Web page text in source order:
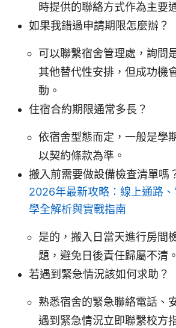
時提供的聯絡方式作為主要
如果我錯過申請期限怎麼辦？
可以聯繫宿舍管理處，詢問
其他替代性安排，但成功機
動。
住宿合約期限通常多長？
依宿舍型態而定，一般是學
以契約條款為準。
搬入前需要做設備檢查清單嗎
2026年最新攻略：線上通路
學全解析與實戰指南
是的，搬入日當天進行房間
題，避免日後責任歸屬不清。
若遇到緊急情況該如何求助？
熟悉宿舍的緊急聯絡電話、
遇到緊急情況立即聯繫校方